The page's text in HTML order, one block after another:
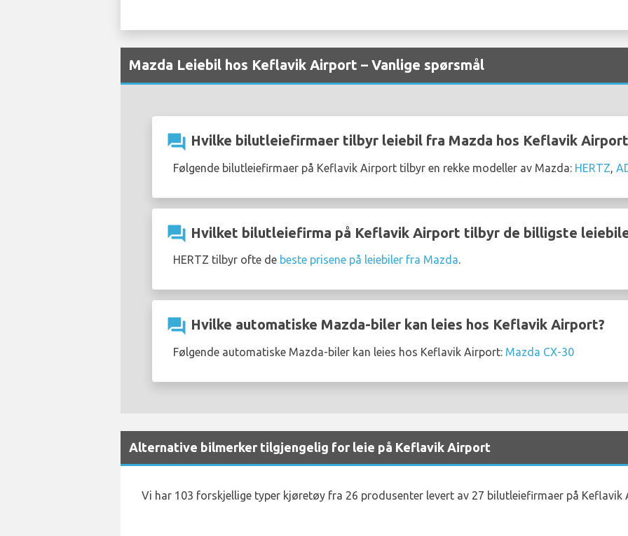
Mazda Leiebil hos Keflavik Airport – Vanlige spørsmål
question_answer Hvilke bilutleiefirmaer tilbyr leiebil fra Mazda hos Keflavik
Følgende bilutleiefirmaer på Keflavik Airport tilbyr en rekke modeller av Mazda: HERTZ,
question_answer Hvilket bilutleiefirma på Keflavik Airport tilbyr de billigste
HERTZ tilbyr ofte de beste prisene på leiebiler fra Mazda.
question_answer Hvilke automatiske Mazda-biler kan leies hos Keflavik Airport?
Følgende automatiske Mazda-biler kan leies hos Keflavik Airport: Mazda CX-30
Alternative bilmerker tilgjengelig for leie på Keflavik Airport
Vi har 103 forskjellige typer kjøretøy fra 26 produsenter levert av 27 bilutleiefirmaer på Keflavik